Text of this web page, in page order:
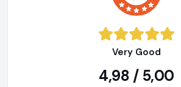
Very Good
4,98 / 5,00